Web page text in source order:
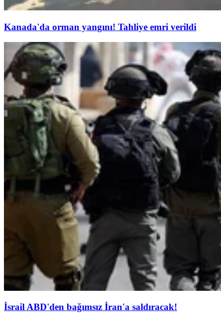
Kanada'da orman yangını! Tahliye emri verildi
İsrail ABD'den bağımsız İran'a saldıracak!